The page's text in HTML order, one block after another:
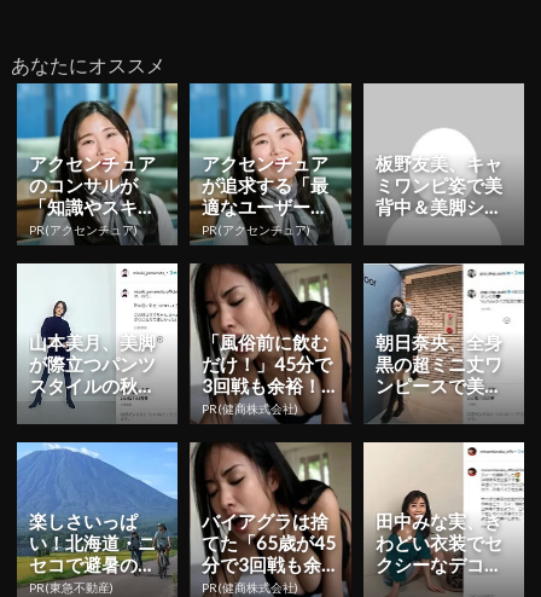
あなたにオススメ
アクセンチュア
のコンサルが
「知識やスキ
ル」より大切に
する視点
PR(アクセンチュア)
アクセンチュア
が追求する「最
適なユーザー接
点」づくりの舞
台裏
PR(アクセンチュア)
板野友美、キャ
ミワンピ姿で美
背中＆美脚ショ
ット公開！「赤
コーデ可愛い」
「どれも素...
山本美月、美脚
が際立つパンツ
スタイルの秋冬
コーデに「細！
長！美！」
「風俗前に飲む
だけ！」45分で
3回戦も余裕！9
80円で朝まで絶
好調
PR(健商株式会社)
朝日奈央、全身
黒の超ミニ丈ワ
ンピースで美脚
見せショット公
開！
楽しさいっぱ
い！北海道・ニ
セコで避暑の夏
旅 絶景とアクテ
PR(東急不動産)
バイアグラは捨
てた「65歳が45
分で3回戦も余
裕」1日31円で
PR(健商株式会社)
田中みな実、き
わどい衣装でセ
クシーなデコル
テと美脚を公